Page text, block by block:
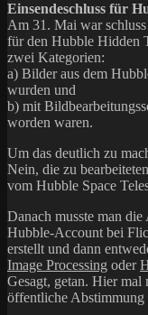
Einsendeschluss für
Am 31. Mai war
für den Hubble Hidden
zwei Kategorien:
a) Bilder aus dem
wurden und
b) mit
worden waren.
Um das deutlich zu
Nein, die zu
vom Hubble Space
Danach musste man
Hubble-Account bei
erstellt und dann
Image Processing oder
Gesagt, getan. Hier mal
öffentliche Abstimmung